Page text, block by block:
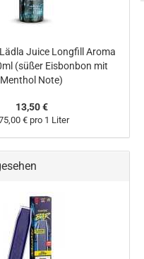
Nur 6,90 €
Juice Longfill Aroma
(süßer Eisbonbon mit
Menthol Note)
13,50 €
€ pro 1 Liter